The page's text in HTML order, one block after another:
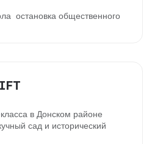
остановка общественного
в Донском районе
сад и исторический